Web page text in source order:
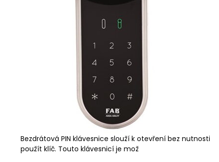
Bezdrátová PIN klávesnice slouží k otevření bez nutnosti
použít klíč. Touto klávesnicí je mož